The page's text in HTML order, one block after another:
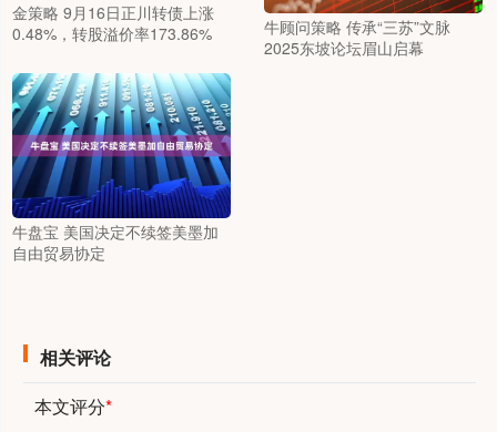
金策略 9月16日正川转债上涨
0.48%，转股溢价率173.86%
牛顾问策略 传承“三苏”文脉
2025东坡论坛眉山启幕
牛盘宝 美国决定不续签美墨加
自由贸易协定
相关评论
本文评分*